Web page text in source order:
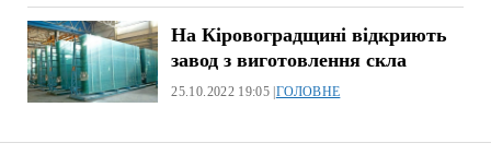
На Кіровоградщині відкриють
завод з виготовлення скла
25.10.2022 19:05 |ГОЛОВНЕ